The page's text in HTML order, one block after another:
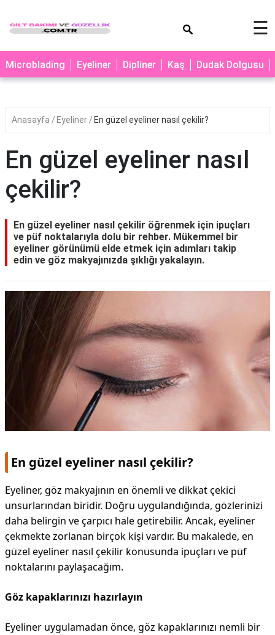
MAKYAJ
MİCROBLADİNG
LAZER
PROTEZ
TIRNAK
PEELİNG
ERKEK
BAKIMI
CİLT
DİPLİNER
☰
Microblading Eyeliner Dipliner Kaş Dudak Dolgusu
Anasayfa Eyeliner En güzel eyeliner nasıl çekilir?
En güzel eyeliner nasıl
çekilir?
En güzel eyeliner nasıl çekilir öğrenmek için ipuçları
ve püf noktalarıyla dolu bir rehber. Mükemmel bir
eyeliner görünümü elde etmek için adımları takip
edin ve göz makyajınızda şıklığı yakalayın.
En güzel eyeliner nasıl çekilir?
Eyeliner, göz makyajının en önemli ve dikkat çekici
unsurlarından biridir. Doğru uygulandığında, gözlerinizi
daha belirgin ve çarpıcı hale getirebilir. Ancak, eyeliner
çekmekte zorlanan birçok kişi vardır. Bu makalede, en
güzel eyeliner nasıl çekilir konusunda ipuçları ve püf
noktalarını paylaşacağım.
Göz kapaklarınızı hazırlayın
Eyeliner uygulamadan önce, göz kapaklarınızı nemli bir